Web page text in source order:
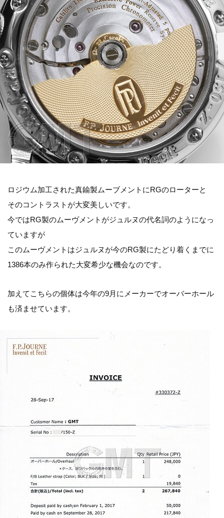
ロジウム加工された真鍮製ムーブメントにRGのローターと
そのコントラストが大変美しいです。
今ではRG製のムーヴメントがジュルヌの代名詞のようになっ
ていますが
このムーヴメントはジュルヌが今のRG製にたどり着くまでに
1386本のみ作られた大変希少な機会なのです。
加えてこちらの個体は今年の9月にメーカーでオーバーホール
も済ませています。